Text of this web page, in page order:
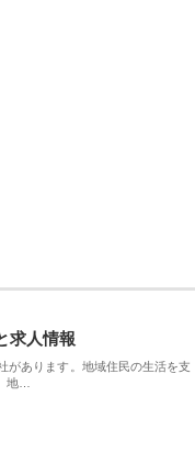
求人情報
があります。地域住民の生活を支
地…